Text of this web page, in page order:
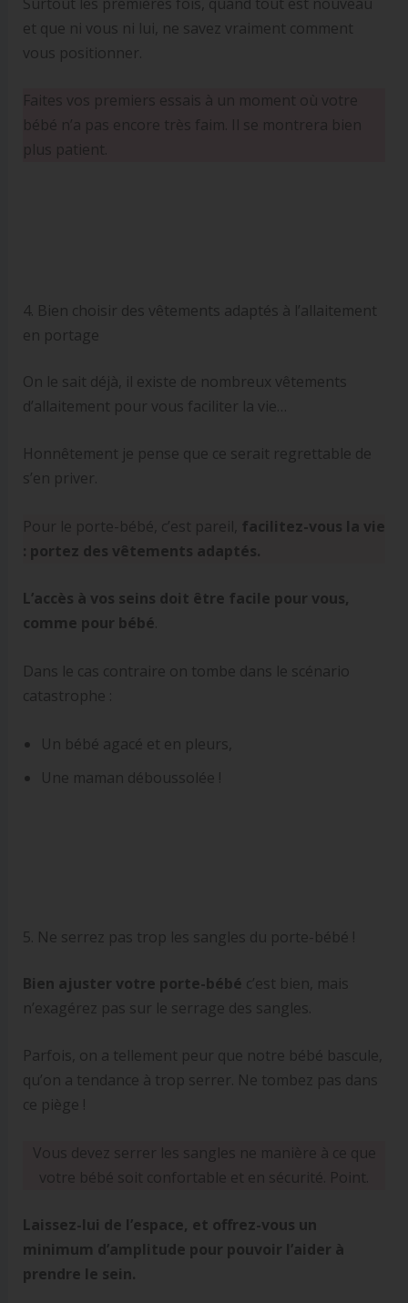
et que ni vous ni lui, ne savez vraiment comment
vous positionner.
Faites vos premiers essais à un moment où votre
bébé n’a pas encore très faim. Il se montrera bien
plus patient.
4. Bien choisir des vêtements adaptés à l’allaitement
en portage
On le sait déjà, il existe de nombreux vêtements
d’allaitement pour vous faciliter la vie…
Honnêtement je pense que ce serait regrettable de
s’en priver.
Pour le porte-bébé, c’est pareil, facilitez-vous la vie
: portez des vêtements adaptés.
L’accès à vos seins doit être facile pour vous,
comme pour bébé.
Dans le cas contraire on tombe dans le scénario
catastrophe :
Un bébé agacé et en pleurs,
Une maman déboussolée !
5. Ne serrez pas trop les sangles du porte-bébé !
Bien ajuster votre porte-bébé c’est bien, mais
n’exagérez pas sur le serrage des sangles.
Parfois, on a tellement peur que notre bébé bascule,
qu’on a tendance à trop serrer. Ne tombez pas dans
ce piège !
Vous devez serrer les sangles ne manière à ce que
votre bébé soit confortable et en sécurité. Point.
Laissez-lui de l’espace, et offrez-vous un
minimum d’amplitude pour pouvoir l’aider à
prendre le sein.